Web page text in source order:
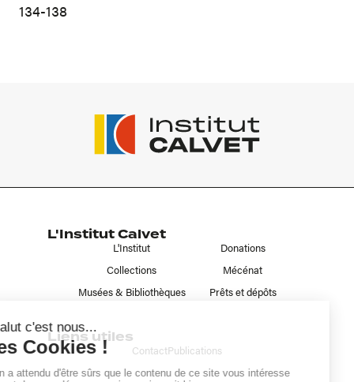
134-138
L'Institut Calvet
L'Institut
Collections
Musées & Bibliothèques
Donations
Mécénat
Prêts et dépôts
Liens utiles
ContactPublications